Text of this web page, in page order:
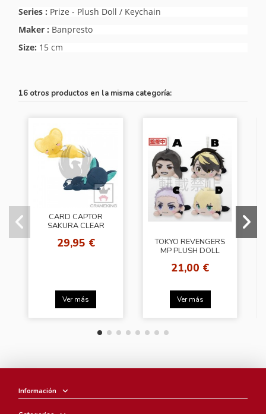
Series : Prize - Plush Doll / Keychain
Maker : Banpresto
Size: 15 cm
16 otros productos en la misma categoría:
CARD CAPTOR
SAKURA CLEAR
DOLL
29,95 €
Ver más
TOKYO REVENGERS
MP PLUSH DOLL
21,00 €
Ver más
Información